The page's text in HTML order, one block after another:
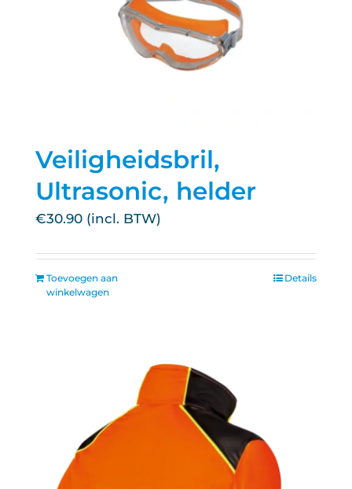
Veiligheidsbril,
Ultrasonic, helder
€30.90
Toevoegen aan
winkelwagen
Details